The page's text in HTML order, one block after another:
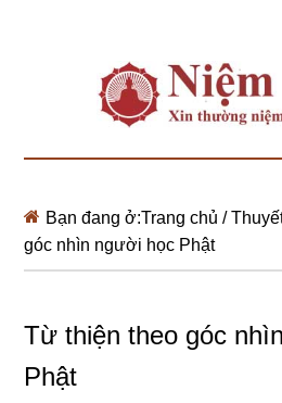
Bạn đang ở:Trang chủ /
góc nhìn người học Phật
Từ thiện theo góc
Phật